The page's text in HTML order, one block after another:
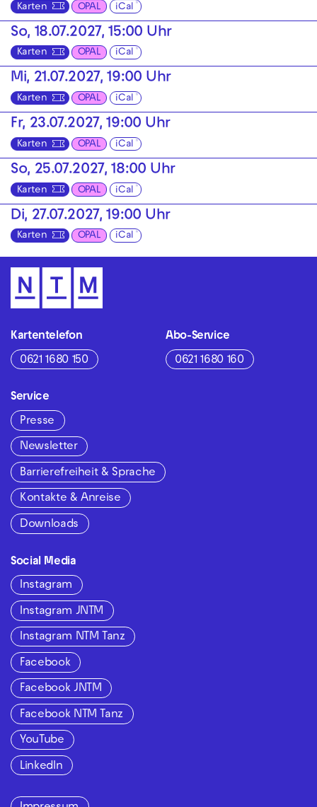
Karten OPAL iCal
So, 18.07.2027, 15:00 Uhr
Karten OPAL iCal
Mi, 21.07.2027, 19:00 Uhr
Karten OPAL iCal
Fr, 23.07.2027, 19:00 Uhr
Karten OPAL iCal
So, 25.07.2027, 18:00 Uhr
Karten OPAL iCal
Di, 27.07.2027, 19:00 Uhr
Karten OPAL iCal
Kartentelefon
0621 1680 150
Abo-Service
0621 1680 160
Service
Presse
Newsletter
Barrierefreiheit & Sprache
Kontakte & Anreise
Downloads
Social Media
Instagram
Instagram JNTM
Instagram NTM Tanz
Facebook
Facebook JNTM
Facebook NTM Tanz
YouTube
LinkedIn